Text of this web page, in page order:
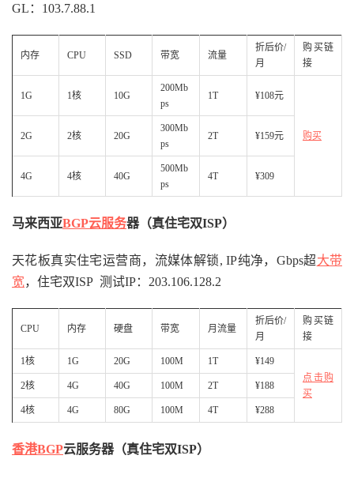
GL：103.7.88.1
内存 CPU SSD 带宽 流量
折后价/
月
购买链
接
1G 1核 10G
200Mb
ps
1T ¥108元
购买
2G 2核 20G
300Mb
ps
2T ¥159元
4G 4核 40G
500Mb
ps
4T ¥309
马来西亚BGP云服务器（真住宅双ISP）
天花板真实住宅运营商，流媒体解锁, IP纯净，Gbps超大带
宽，住宅双ISP 测试IP：203.106.128.2
CPU 内存 硬盘 带宽 月流量
折后价/
月
购买链
接
1核 1G 20G 100M 1T
¥149
点击购
买
2核 4G 40G 100M 2T ¥188
4核 4G 80G 100M 4T ¥288
香港BGP云服务器（真住宅双ISP）